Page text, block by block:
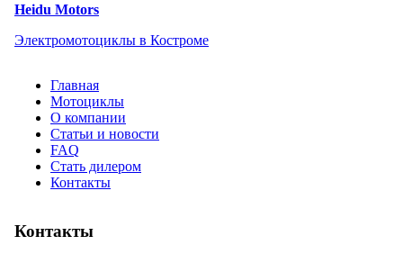
Heidu Motors
Электромотоциклы в Костроме
Главная
Мотоциклы
О компании
Статьи и новости
FAQ
Стать дилером
Контакты
Контакты